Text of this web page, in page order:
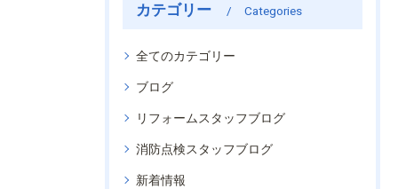
カテゴリー Categories
全てのカテゴリー
ブログ
リフォームスタッフブログ
消防点検スタッフブログ
新着情報